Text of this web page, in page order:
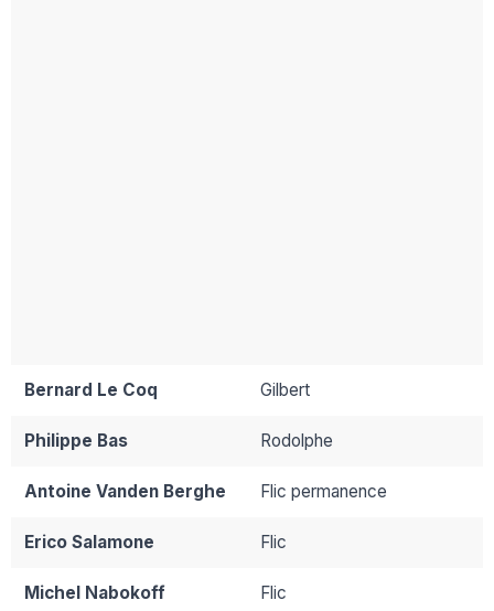
Bernard Le Coq Gilbert
Philippe Bas Rodolphe
Antoine Vanden Berghe Flic permanence
Erico Salamone Flic
Michel Nabokoff Flic